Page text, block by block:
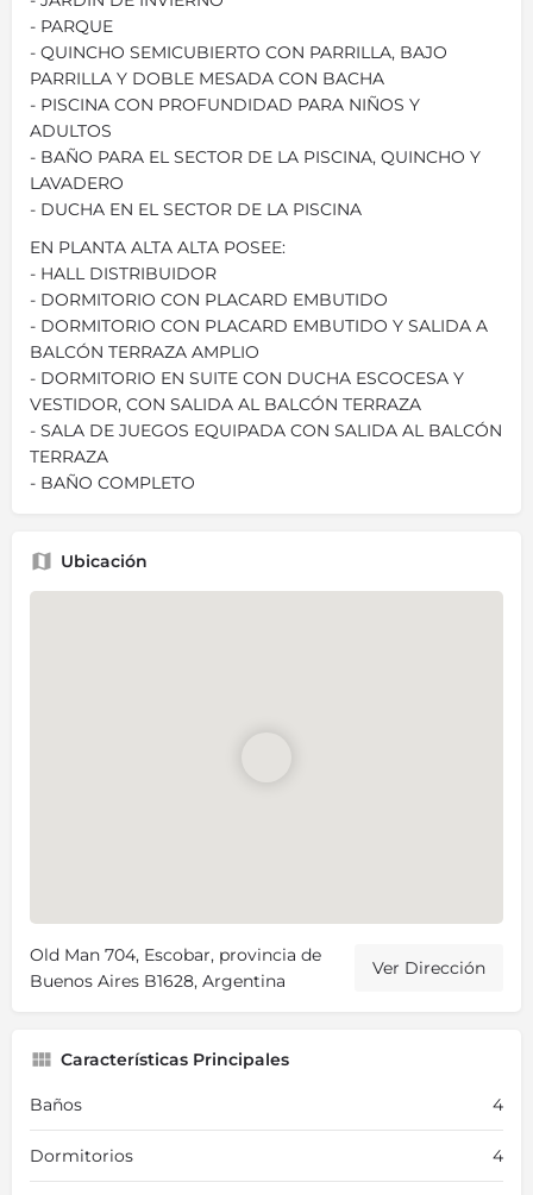
- PARQUE
- QUINCHO SEMICUBIERTO CON PARRILLA, BAJO
PARRILLA Y DOBLE MESADA CON BACHA
- PISCINA CON PROFUNDIDAD PARA NIÑOS Y
ADULTOS
- BAÑO PARA EL SECTOR DE LA PISCINA, QUINCHO Y
LAVADERO
- DUCHA EN EL SECTOR DE LA PISCINA
EN PLANTA ALTA ALTA POSEE:
- HALL DISTRIBUIDOR
- DORMITORIO CON PLACARD EMBUTIDO
- DORMITORIO CON PLACARD EMBUTIDO Y SALIDA A
BALCÓN TERRAZA AMPLIO
- DORMITORIO EN SUITE CON DUCHA ESCOCESA Y
VESTIDOR, CON SALIDA AL BALCÓN TERRAZA
- SALA DE JUEGOS EQUIPADA CON SALIDA AL BALCÓN
TERRAZA
- BAÑO COMPLETO
Ubicación
Old Man 704, Escobar, provincia de
Buenos Aires B1628, Argentina
Ver Dirección
Características Principales
Baños 4
Dormitorios 4